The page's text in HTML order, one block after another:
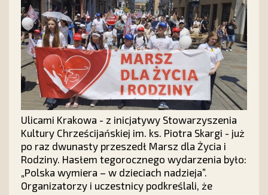
Ulicami Krakowa - z inicjatywy Stowarzyszenia
Kultury Chrześcijańskiej im. ks. Piotra Skargi - już
po raz dwunasty przeszedł Marsz dla Życia i
Rodziny. Hasłem tegorocznego wydarzenia było:
„Polska wymiera – w dzieciach nadzieja”.
Organizatorzy i uczestnicy podkreślali, że